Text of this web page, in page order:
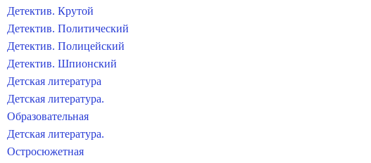
Детектив. Крутой
Детектив. Политический
Детектив. Полицейский
Детектив. Шпионский
Детская литература
Детская литература.
Образовательная
Детская литература.
Остросюжетная